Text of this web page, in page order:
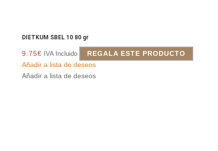
DIETKUM SBEL 10 80 gr
9.75€ IVA Incluido
REGALA ESTE PRODUCTO
Añadir a lista de deseos
Añadir a lista de deseos